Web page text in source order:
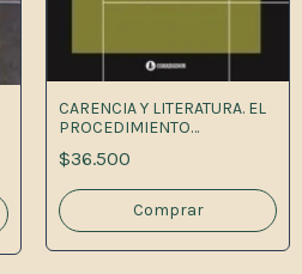
CARENCIA Y LITERATURA. EL
PROCEDIMIENTO
NARRATIVO DE FELISBERTO
HERNANDEZ
$36.500